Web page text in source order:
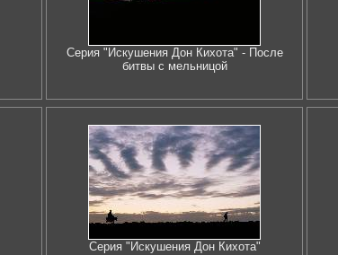
Серия "Искушения Дон Кихота" - После
битвы с мельницой
Серия "Искушения Дон Кихота"